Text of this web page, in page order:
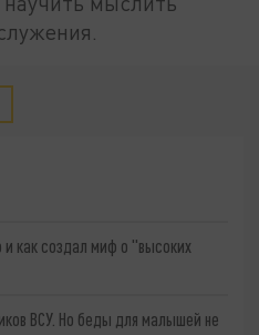
как создал миф о "высоких
ВСУ. Но беды для малышей не